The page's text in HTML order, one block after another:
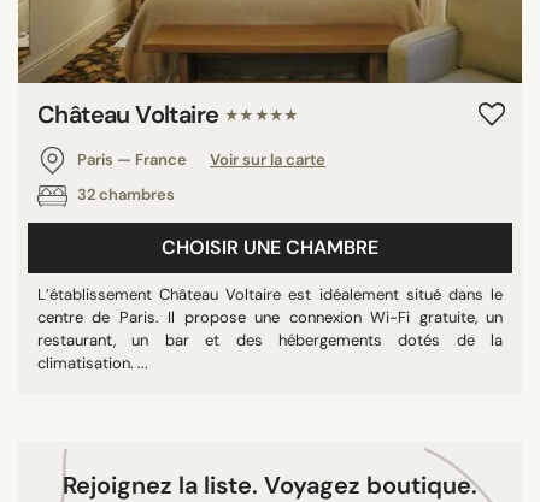
8/10
9/10
Château Voltaire ★★★★★
Paris — France
Voir sur la carte
32 chambres
CHOISIR UNE CHAMBRE
L’établissement Château Voltaire est idéalement situé dans le
centre de Paris. Il propose une connexion Wi-Fi gratuite, un
restaurant, un bar et des hébergements dotés de la
climatisation. ...
Rejoignez la liste. Voyagez boutique.